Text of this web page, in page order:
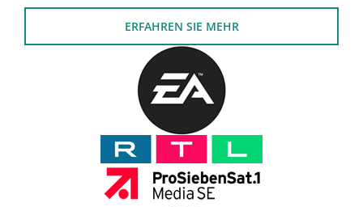
ERFAHREN SIE MEHR